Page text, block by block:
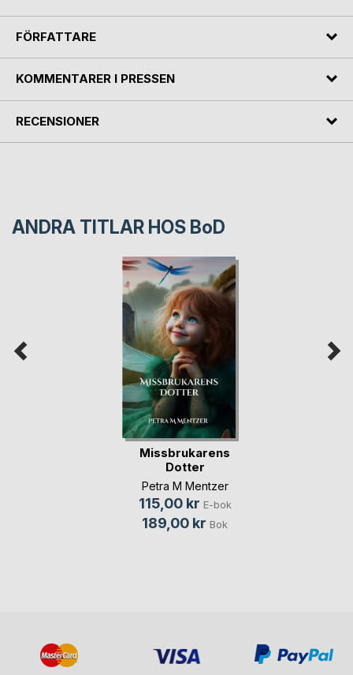
FÖRFATTARE
KOMMENTARER I PRESSEN
RECENSIONER
ANDRA TITLAR HOS BoD
Missbrukarens
Dotter
Petra M Mentzer
115,00 kr E-bok
189,00 kr Bok